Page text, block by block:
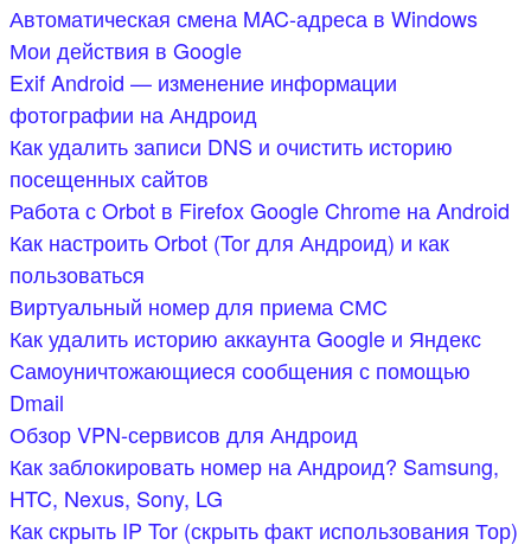
Автоматическая смена MAC-адреса в Windows
Мои действия в Google
Exif Android — изменение информации
фотографии на Андроид
Как удалить записи DNS и очистить историю
посещенных сайтов
Работа с Orbot в Firefox Google Chrome на Android
Как настроить Orbot (Tor для Андроид) и как
пользоваться
Виртуальный номер для приема СМС
Как удалить историю аккаунта Google и Яндекс
Самоуничтожающиеся сообщения с помощью
Dmail
Обзор VPN-сервисов для Андроид
Как заблокировать номер на Андроид? Samsung,
HTC, Nexus, Sony, LG
Как скрыть IP Tor (скрыть факт использования Тор)